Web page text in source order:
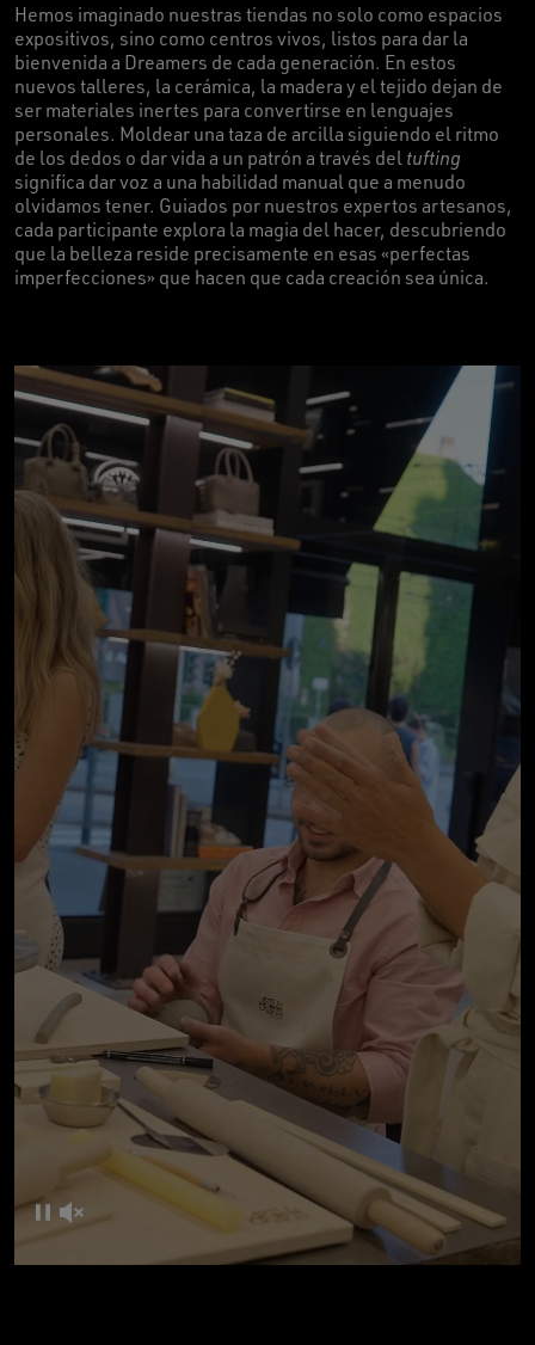
Hemos imaginado nuestras tiendas no solo como espacios
expositivos, sino como centros vivos, listos para dar la
bienvenida a Dreamers de cada generación. En estos
nuevos talleres, la cerámica, la madera y el tejido dejan de
ser materiales inertes para convertirse en lenguajes
personales. Moldear una taza de arcilla siguiendo el ritmo
de los dedos o dar vida a un patrón a través del tufting
significa dar voz a una habilidad manual que a menudo
olvidamos tener. Guiados por nuestros expertos artesanos,
cada participante explora la magia del hacer, descubriendo
que la belleza reside precisamente en esas «perfectas
imperfecciones» que hacen que cada creación sea única.